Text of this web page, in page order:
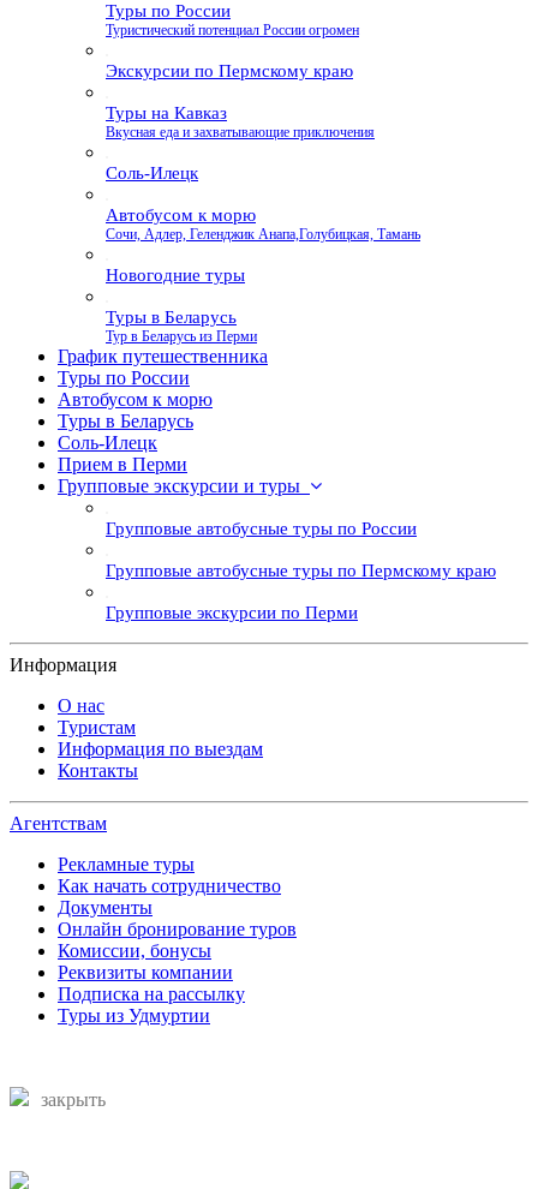
Туры по России
Туристический потенциал России огромен
Экскурсии по Пермскому краю
Туры на Кавказ
Вкусная еда и захватывающие приключения
Соль-Илецк
Автобусом к морю
Сочи, Адлер, Геленджик Анапа,Голубицкая, Тамань
Новогодние туры
Туры в Беларусь
Тур в Беларусь из Перми
График путешественника
Туры по России
Автобусом к морю
Туры в Беларусь
Соль-Илецк
Прием в Перми
Групповые экскурсии и туры
Групповые автобусные туры по России
Групповые автобусные туры по Пермскому краю
Групповые экскурсии по Перми
Информация
О нас
Туристам
Информация по выездам
Контакты
Агентствам
Рекламные туры
Как начать сотрудничество
Документы
Онлайн бронирование туров
Комиссии, бонусы
Реквизиты компании
Подписка на рассылку
Туры из Удмуртии
закрыть